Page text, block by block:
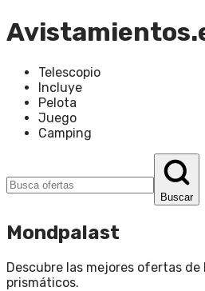
Telescopio
Incluye
Pelota
Juego
Camping
Buscar
Mondpalast
Descubre las mejores ofertas de
prismáticos.